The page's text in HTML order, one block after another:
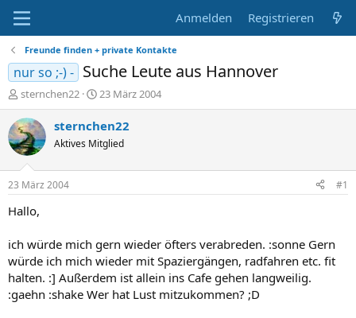
Anmelden Registrieren
Freunde finden + private Kontakte
nur so ;-) - Suche Leute aus Hannover
E
r
s
t
e
e
r
sternchen22
E
r
s
e
t
23 März 2004
sternchen22
Aktives Mitglied
23 März 2004 #1
Hallo,
ich würde mich gern wieder öfters verabreden. :sonne Gern
würde ich mich wieder mit Spaziergängen, radfahren etc. fit
halten. :] Außerdem ist allein ins Cafe gehen langweilig.
:gaehn :shake Wer hat Lust mitzukommen? ;D